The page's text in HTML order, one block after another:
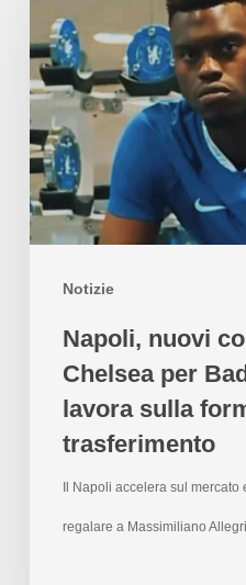
Notizie
Napoli, nuovi
Chelsea per
lavora sulla
trasferimento
Il Napoli accelera sul
regalare a Massimiliano